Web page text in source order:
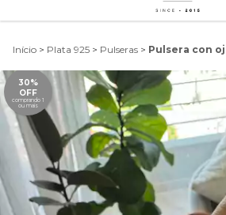
Início > Plata 925 > Pulseras > Pulsera con
30%
OFF
comprando 1
ou mais